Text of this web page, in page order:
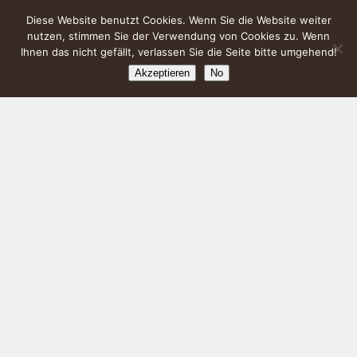
Diese Website benutzt Cookies. Wenn Sie die Website weiter
nutzen, stimmen Sie der Verwendung von Cookies zu. Wenn
Ihnen das nicht gefällt, verlassen Sie die Seite bitte umgehend!
Akzeptieren No